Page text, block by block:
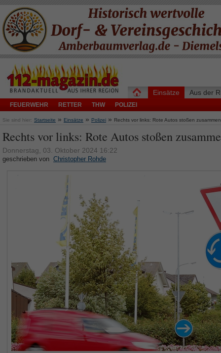
Einsätze
FEUERWEHR RETTER THW POLIZEI
Aus der
Sie sind hier: Startseite » Einsätze » Polizei » Rechts vor links: Rote Autos stoßen zusammen
Rechts vor links: Rote Autos stoßen
Donnerstag, 03. Oktober 2024 16:22
geschrieben von Christopher Rohde